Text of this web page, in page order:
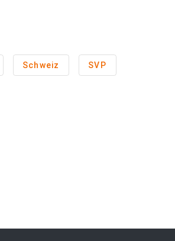
Schweiz SVP